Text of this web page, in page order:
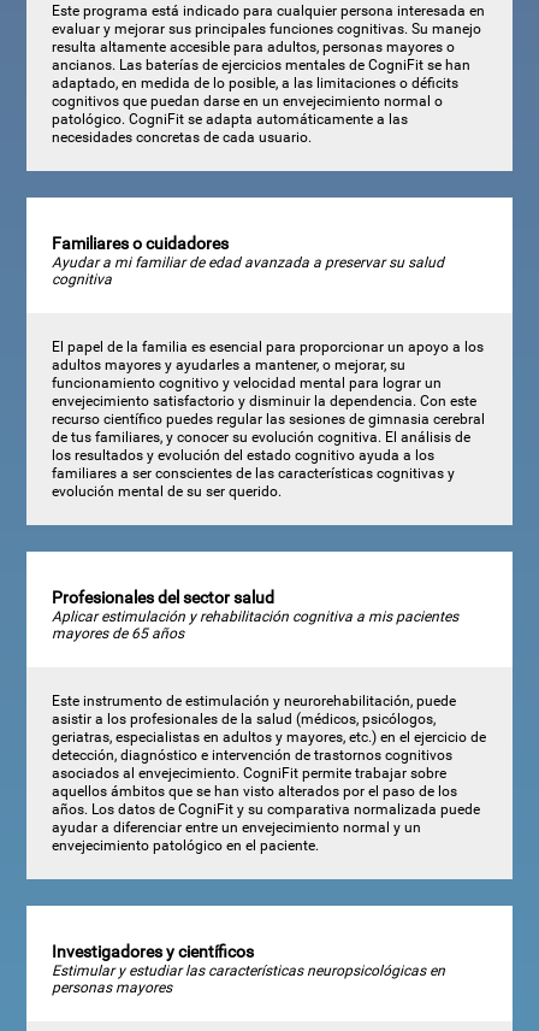
Este programa está indicado para cualquier persona interesada en
evaluar y mejorar sus principales funciones cognitivas. Su manejo
resulta altamente accesible para adultos, personas mayores o
ancianos. Las baterías de ejercicios mentales de CogniFit se han
adaptado, en medida de lo posible, a las limitaciones o déficits
cognitivos que puedan darse en un envejecimiento normal o
patológico. CogniFit se adapta automáticamente a las
necesidades concretas de cada usuario.
Familiares o cuidadores
Ayudar a mi familiar de edad avanzada a preservar su salud
cognitiva
El papel de la familia es esencial para proporcionar un apoyo a los
adultos mayores y ayudarles a mantener, o mejorar, su
funcionamiento cognitivo y velocidad mental para lograr un
envejecimiento satisfactorio y disminuir la dependencia. Con este
recurso científico puedes regular las sesiones de gimnasia cerebral
de tus familiares, y conocer su evolución cognitiva. El análisis de
los resultados y evolución del estado cognitivo ayuda a los
familiares a ser conscientes de las características cognitivas y
evolución mental de su ser querido.
Profesionales del sector salud
Aplicar estimulación y rehabilitación cognitiva a mis pacientes
mayores de 65 años
Este instrumento de estimulación y neurorehabilitación, puede
asistir a los profesionales de la salud (médicos, psicólogos,
geriatras, especialistas en adultos y mayores, etc.) en el ejercicio de
detección, diagnóstico e intervención de trastornos cognitivos
asociados al envejecimiento. CogniFit permite trabajar sobre
aquellos ámbitos que se han visto alterados por el paso de los
años. Los datos de CogniFit y su comparativa normalizada puede
ayudar a diferenciar entre un envejecimiento normal y un
envejecimiento patológico en el paciente.
Investigadores y científicos
Estimular y estudiar las características neuropsicológicas en
personas mayores